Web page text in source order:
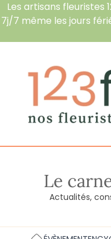
Les artisans fleuristes
7j/7 même les jours
Le
Actualités,